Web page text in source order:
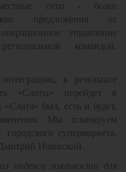
сети - более
предложения от
управление
командой.
в результате
«Слаты» перейдет в
был, есть и будет,
Мы планируем
супермаркета.
Ишевский.
индекса лояльности для